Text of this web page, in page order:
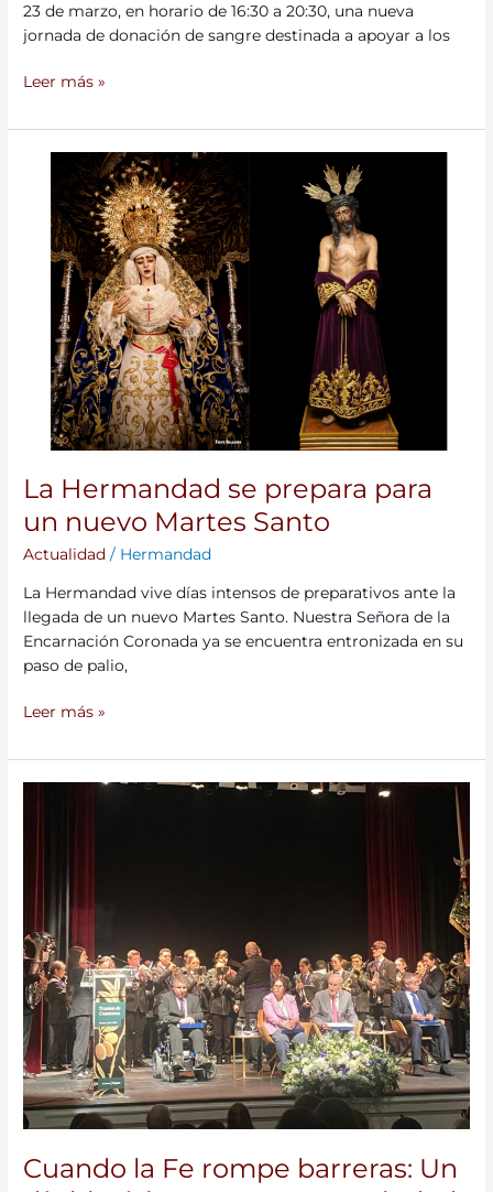
23 de marzo, en horario de 16:30 a 20:30, una nueva
jornada de donación de sangre destinada a apoyar a los
Leer más »
La Hermandad se prepara para
un nuevo Martes Santo
Actualidad / Hermandad
La Hermandad vive días intensos de preparativos ante la
llegada de un nuevo Martes Santo. Nuestra Señora de la
Encarnación Coronada ya se encuentra entronizada en su
paso de palio,
Hermandad
prepara
para
nuevo
Martes
Santo
Leer más »
Cuando la Fe rompe barreras: Un
barreras:
día
histórico
para
nuestra
Ciudad